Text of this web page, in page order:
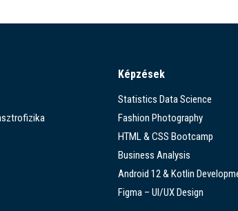
Képzések
Statistics Data Science
Fashion Photography
HTML & CSS Bootcamp
Business Analysis
Android 12 & Kotlin
Figma – UI/UX Design